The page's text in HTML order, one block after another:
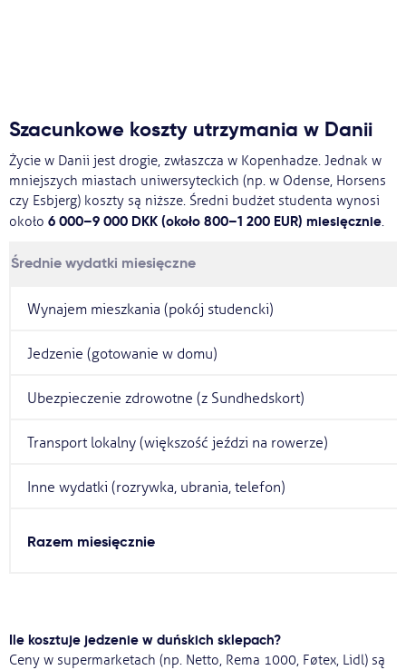
Szacunkowe koszty utrzymania w Danii
Życie w Danii jest drogie, zwłaszcza w Kopenhadze. Jednak w
mniejszych miastach uniwersyteckich (np. w Odense, Horsens
czy Esbjerg) koszty są niższe. Średni budżet studenta wynosi
około 6 000–9 000 DKK (około 800–1 200 EUR) miesięcznie.
Średnie wydatki miesięczne
Wynajem mieszkania (pokój studencki)
Jedzenie (gotowanie w domu)
Ubezpieczenie zdrowotne (z Sundhedskort)
Transport lokalny (większość jeździ na rowerze)
Inne wydatki (rozrywka, ubrania, telefon)
Razem miesięcznie
Ile kosztuje jedzenie w duńskich sklepach?
Ceny w supermarketach (np. Netto, Rema 1000, Føtex, Lidl) są